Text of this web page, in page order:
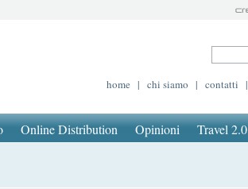
home | chi siamo | contatti |
Online Distribution Opinioni Travel 2.0